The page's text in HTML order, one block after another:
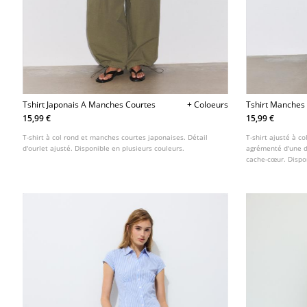
Tshirt Japonais A Manches Courtes
+ Coloeurs
15,99 €
T-shirt à col rond et manches courtes japonaises. Détail
d'ourlet ajusté. Disponible en plusieurs couleurs.
Tshirt
Decoupe Sous
15,99 €
T-shirt ajusté à
agrémenté d'une
cache-cœur.